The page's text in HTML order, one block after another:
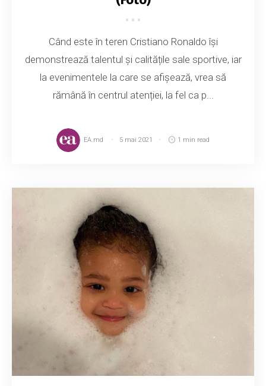
Când este în teren Cristiano Ronaldo își
demonstrează talentul și calitățile sale sportive, iar
la evenimentele la care se afișează, vrea să
rămână în centrul atenției, la fel ca p...
EA.md 5 mai 2021 1 min read